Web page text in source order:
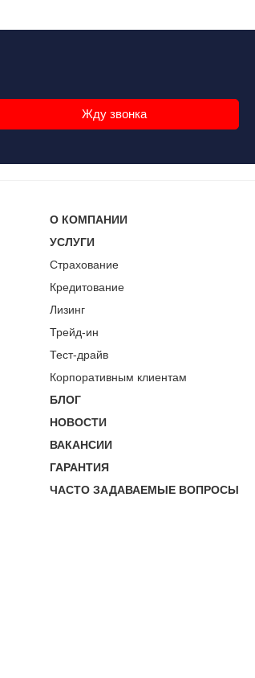
О КОМПАНИИ
УСЛУГИ
Страхование
Кредитование
Лизинг
Трейд-ин
Тест-драйв
Корпоративным клиентам
БЛОГ
НОВОСТИ
ВАКАНСИИ
ГАРАНТИЯ
ЧАСТО ЗАДАВАЕМЫЕ ВОПРОСЫ